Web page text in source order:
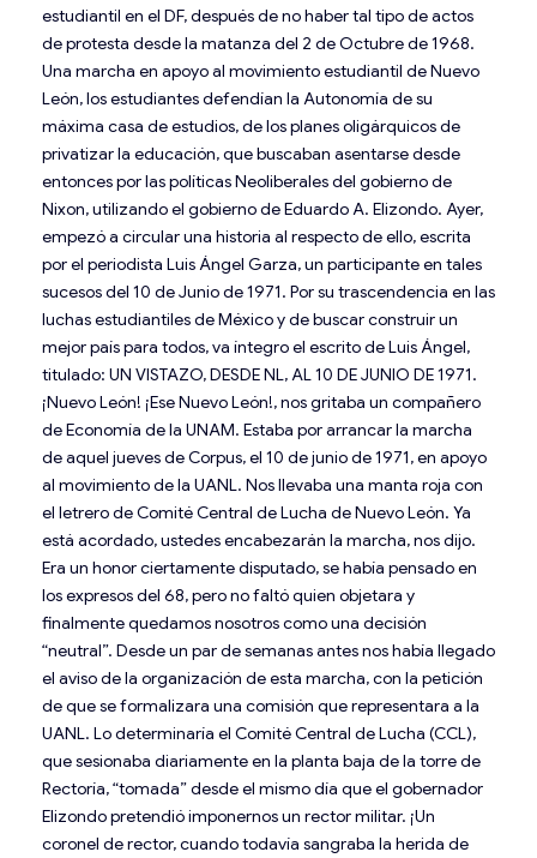
estudiantil en el DF, después de no haber tal tipo de actos
de protesta desde la matanza del 2 de Octubre de 1968.
Una marcha en apoyo al movimiento estudiantil de Nuevo
León, los estudiantes defendían la Autonomía de su
máxima casa de estudios, de los planes oligárquicos de
privatizar la educación, que buscaban asentarse desde
entonces por las políticas Neoliberales del gobierno de
Nixon, utilizando el gobierno de Eduardo A. Elizondo. Ayer,
empezó a circular una historia al respecto de ello, escrita
por el periodista Luis Ángel Garza, un participante en tales
sucesos del 10 de Junio de 1971. Por su trascendencia en las
luchas estudiantiles de México y de buscar construir un
mejor país para todos, va íntegro el escrito de Luis Ángel,
titulado: UN VISTAZO, DESDE NL, AL 10 DE JUNIO DE 1971.
¡Nuevo León! ¡Ese Nuevo León!, nos gritaba un compañero
de Economía de la UNAM. Estaba por arrancar la marcha
de aquel jueves de Corpus, el 10 de junio de 1971, en apoyo
al movimiento de la UANL. Nos llevaba una manta roja con
el letrero de Comité Central de Lucha de Nuevo León. Ya
está acordado, ustedes encabezarán la marcha, nos dijo.
Era un honor ciertamente disputado, se había pensado en
los expresos del 68, pero no faltó quien objetara y
finalmente quedamos nosotros como una decisión
“neutral”. Desde un par de semanas antes nos había llegado
el aviso de la organización de esta marcha, con la petición
de que se formalizara una comisión que representara a la
UANL. Lo determinaría el Comité Central de Lucha (CCL),
que sesionaba diariamente en la planta baja de la torre de
Rectoría, “tomada” desde el mismo día que el gobernador
Elizondo pretendió imponernos un rector militar. ¡Un
coronel de rector, cuando todavía sangraba la herida de